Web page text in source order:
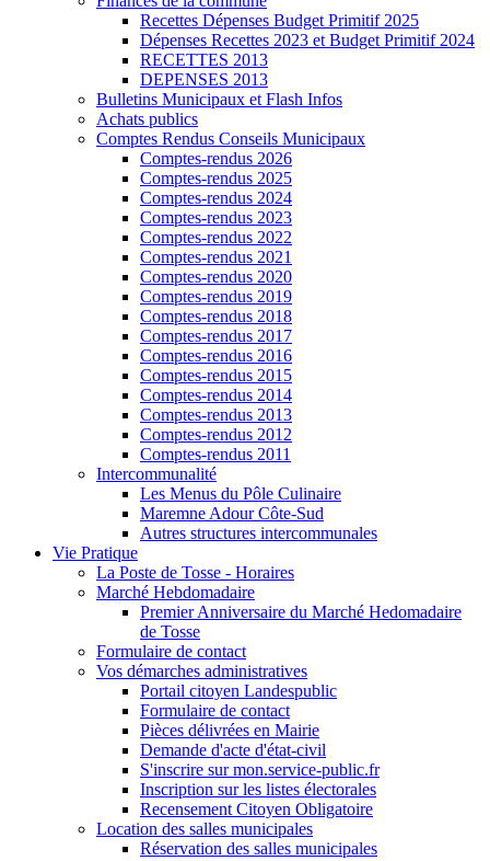
Recettes Dépenses Budget Primitif 2025
Dépenses Recettes 2023 et Budget Primitif 2024
RECETTES 2013
DEPENSES 2013
Bulletins Municipaux et Flash Infos
Achats publics
Comptes Rendus Conseils Municipaux
Comptes-rendus 2026
Comptes-rendus 2025
Comptes-rendus 2024
Comptes-rendus 2023
Comptes-rendus 2022
Comptes-rendus 2021
Comptes-rendus 2020
Comptes-rendus 2019
Comptes-rendus 2018
Comptes-rendus 2017
Comptes-rendus 2016
Comptes-rendus 2015
Comptes-rendus 2014
Comptes-rendus 2013
Comptes-rendus 2012
Comptes-rendus 2011
Intercommunalité
Les Menus du Pôle Culinaire
Maremne Adour Côte-Sud
Autres structures intercommunales
Vie Pratique
La Poste de Tosse - Horaires
Marché Hebdomadaire
Premier Anniversaire du Marché Hedomadaire
de Tosse
Formulaire de contact
Vos démarches administratives
Portail citoyen Landespublic
Formulaire de contact
Pièces délivrées en Mairie
Demande d'acte d'état-civil
S'inscrire sur mon.service-public.fr
Inscription sur les listes électorales
Recensement Citoyen Obligatoire
Location des salles municipales
Réservation des salles municipales